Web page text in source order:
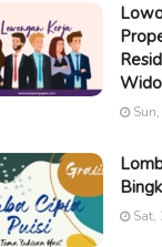
Sun,
Sat,